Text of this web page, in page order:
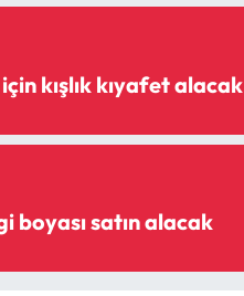
kışlık kıyafet alacak
boyası satın alacak